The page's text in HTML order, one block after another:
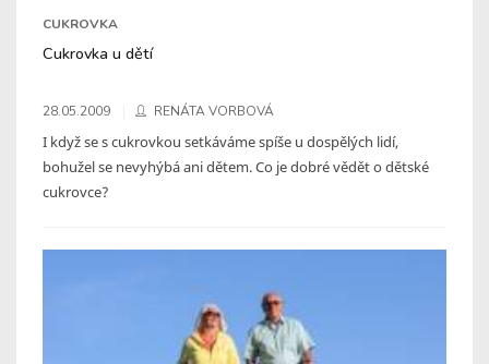
CUKROVKA
Cukrovka u dětí
28.05.2009 RENÁTA VORBOVÁ
I když se s cukrovkou setkáváme spíše u dospělých lidí,
bohužel se nevyhýbá ani dětem. Co je dobré vědět o dětské
cukrovce?